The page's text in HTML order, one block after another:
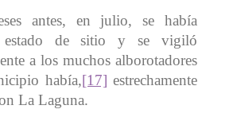
antes, en julio, se había
estado de sitio y se vigiló
a los muchos alborotadores
había,[17] estrechamente
La Laguna.